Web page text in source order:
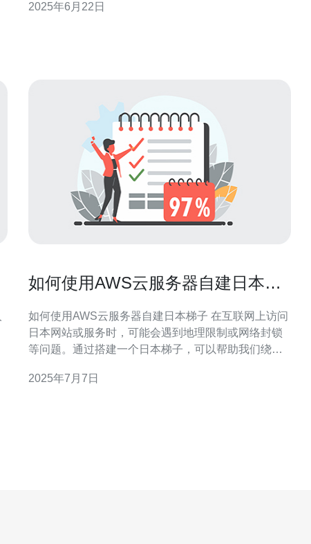
应和稳定性。 免费试用日本樱花docker非常简单，您
2025年6月22日
如何使用AWS云服务器自建日本梯
如何使用AWS云服务器自建日本梯子 在互联网上访问
日本网站或服务时，可能会遇到地理限制或网络封锁
等问题。通过搭建一个日本梯子，可以帮助我们绕过
账号 首先，您需要注册一个AWS账号，并进行实名认
2025年7月7日